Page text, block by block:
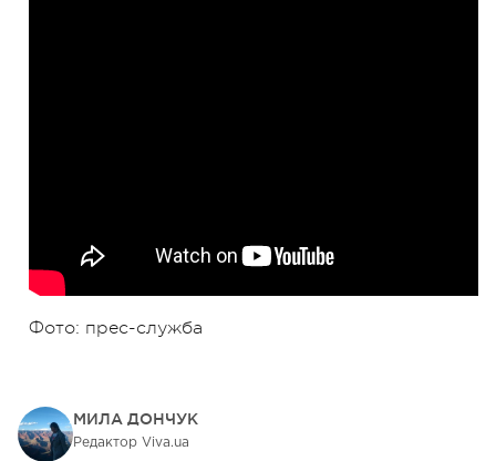
Фото: прес-служба
МИЛА ДОНЧУК
Редактор Viva.ua